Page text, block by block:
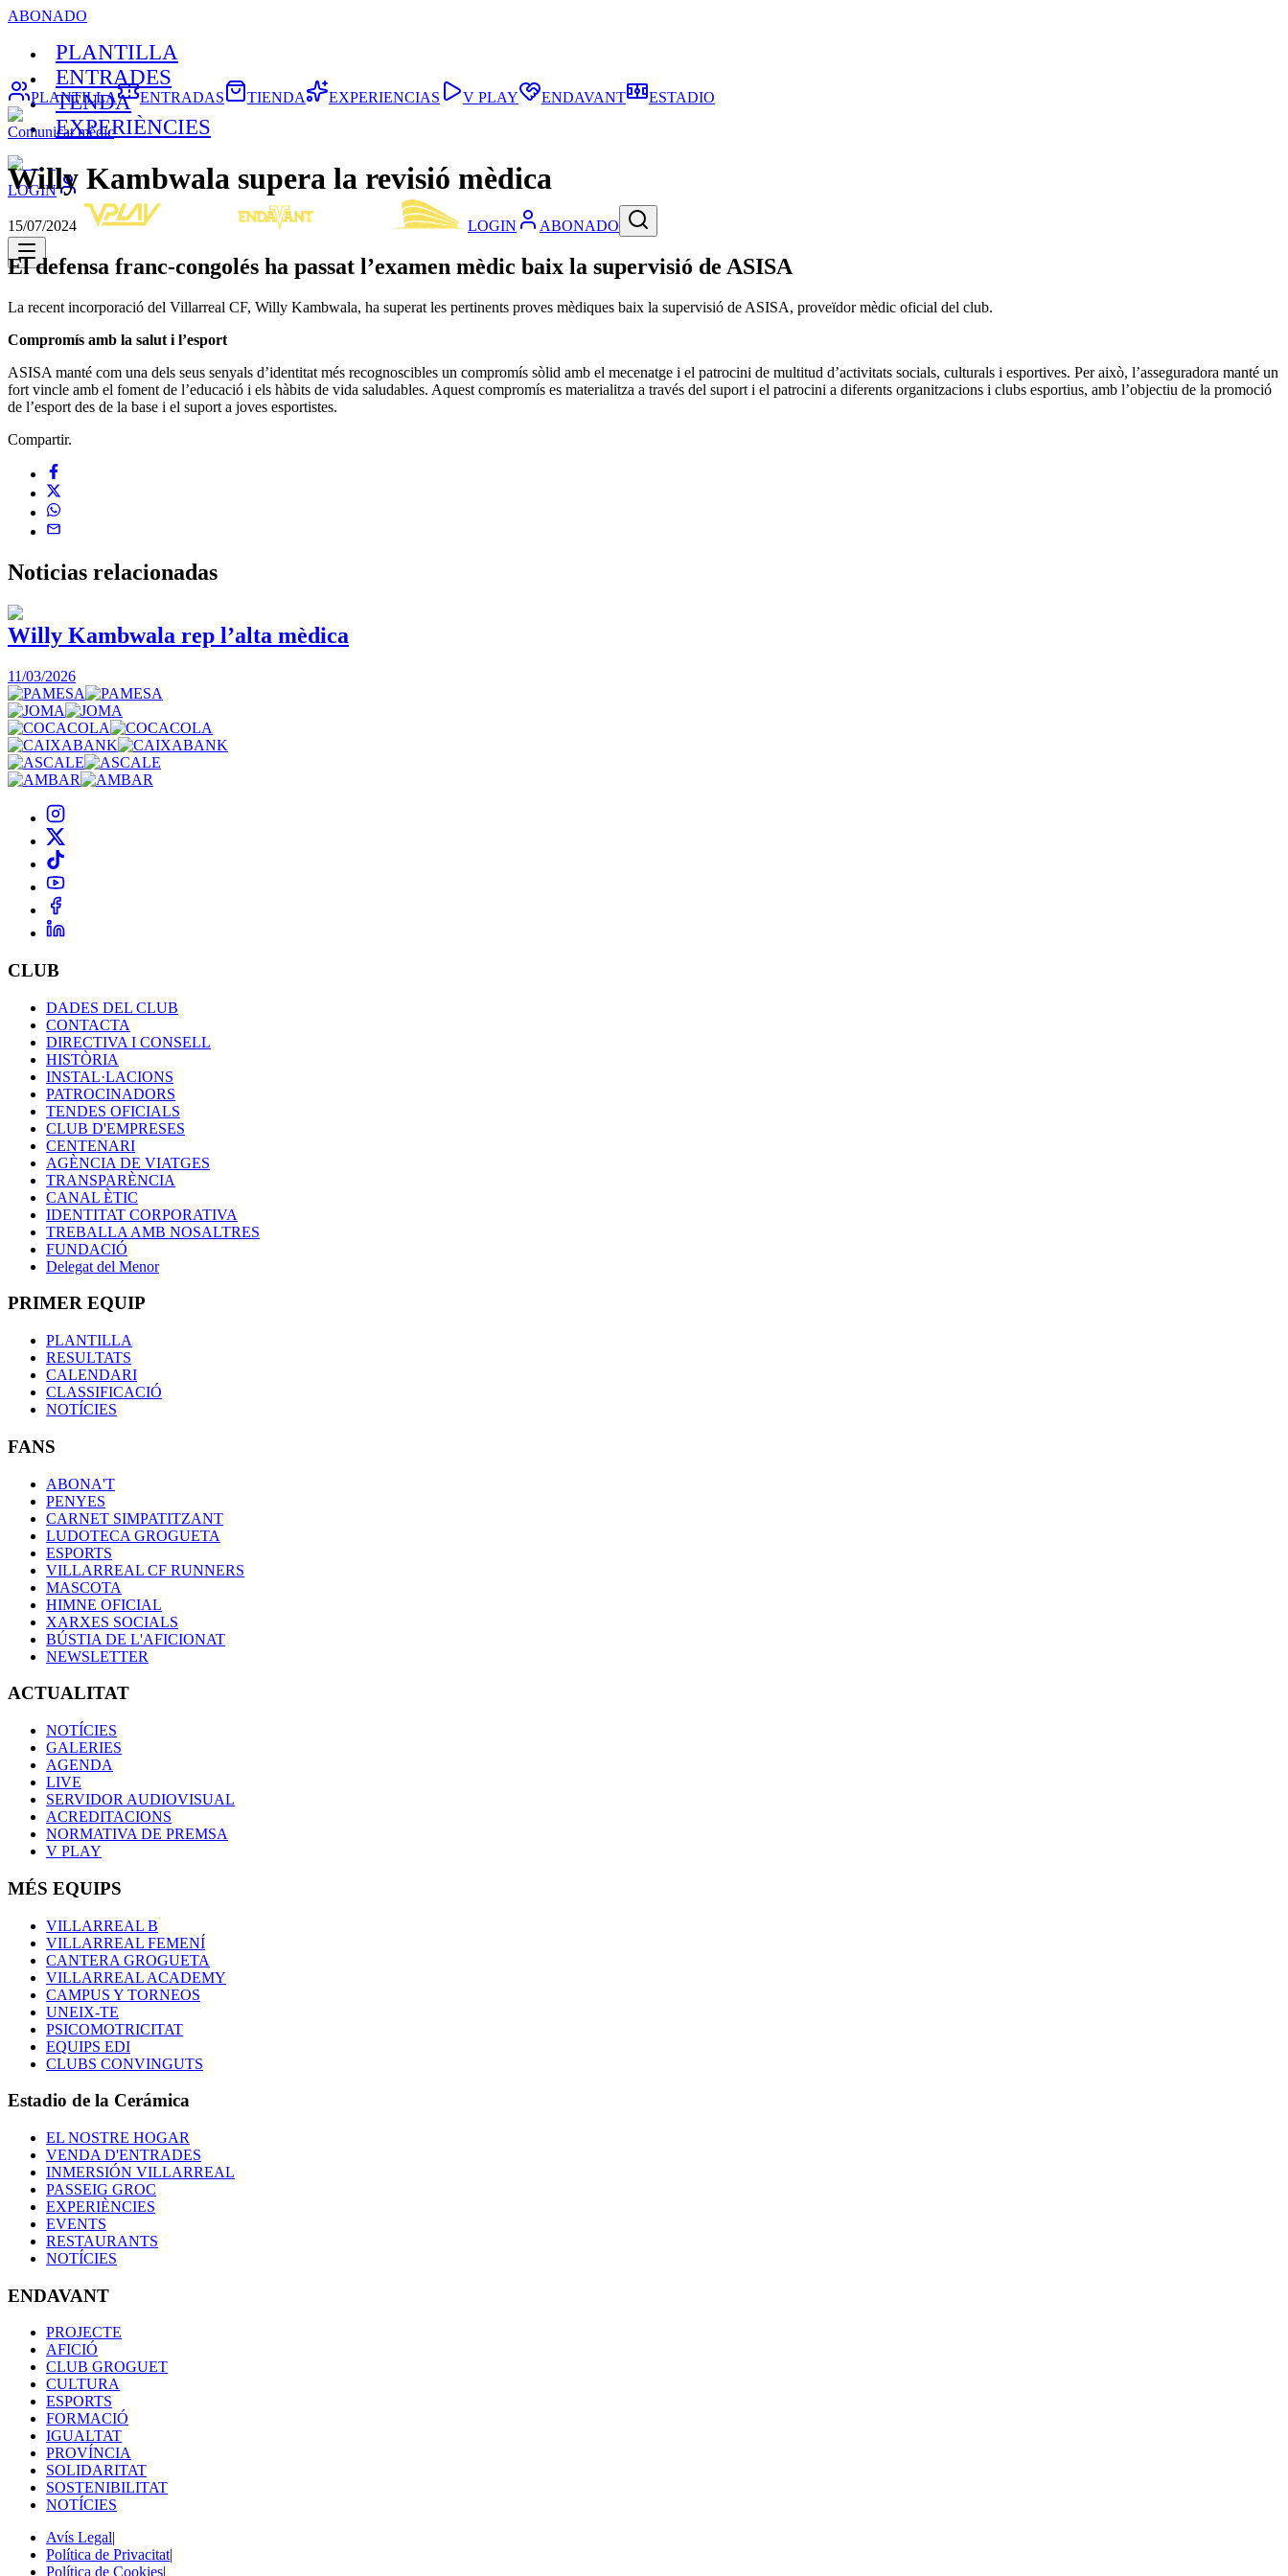
ABONADO
PLANTILLA
ENTRADES
TENDA
EXPERIÈNCIES
LOGIN
LOGIN ABONADO
PLANTILLA ENTRADAS TIENDA EXPERIENCIAS V PLAY ENDAVANT ESTADIO
Comunicat mèdic
Willy Kambwala supera la revisió mèdica
15/07/2024
El defensa franc-congolés ha passat l’examen mèdic baix la supervisió de ASISA
La recent incorporació del Villarreal CF, Willy Kambwala, ha superat les pertinents proves mèdiques baix la supervisió de ASISA, proveïdor mèdic oficial del club.
Compromís amb la salut i l’esport
ASISA manté com una dels seus senyals d’identitat més recognoscibles un compromís sòlid amb el mecenatge i el patrocini de multitud d’activitats socials, culturals i esportives. Per això, l’asseguradora manté un
fort vincle amb el foment de l’educació i els hàbits de vida saludables. Aquest compromís es materialitza a través del suport i el patrocini a diferents organitzacions i clubs esportius, amb l’objectiu de la promoció
de l’esport des de la base i el suport a joves esportistes.
Compartir.
Noticias relacionadas
Willy Kambwala rep l’alta mèdica
11/03/2026
CLUB
DADES DEL CLUB
CONTACTA
DIRECTIVA I CONSELL
HISTÒRIA
INSTAL·LACIONS
PATROCINADORS
TENDES OFICIALS
CLUB D'EMPRESES
CENTENARI
AGÈNCIA DE VIATGES
TRANSPARÈNCIA
CANAL ÈTIC
IDENTITAT CORPORATIVA
TREBALLA AMB NOSALTRES
FUNDACIÓ
Delegat del Menor
PRIMER EQUIP
PLANTILLA
RESULTATS
CALENDARI
CLASSIFICACIÓ
NOTÍCIES
FANS
ABONA'T
PENYES
CARNET SIMPATITZANT
LUDOTECA GROGUETA
ESPORTS
VILLARREAL CF RUNNERS
MASCOTA
HIMNE OFICIAL
XARXES SOCIALS
BÚSTIA DE L'AFICIONAT
NEWSLETTER
ACTUALITAT
NOTÍCIES
GALERIES
AGENDA
LIVE
SERVIDOR AUDIOVISUAL
ACREDITACIONS
NORMATIVA DE PREMSA
V PLAY
MÉS EQUIPS
VILLARREAL B
VILLARREAL FEMENÍ
CANTERA GROGUETA
VILLARREAL ACADEMY
CAMPUS Y TORNEOS
UNEIX-TE
PSICOMOTRICITAT
EQUIPS EDI
CLUBS CONVINGUTS
Estadio de la Cerámica
EL NOSTRE HOGAR
VENDA D'ENTRADES
INMERSIÓN VILLARREAL
PASSEIG GROC
EXPERIÈNCIES
EVENTS
RESTAURANTS
NOTÍCIES
ENDAVANT
PROJECTE
AFICIÓ
CLUB GROGUET
CULTURA
ESPORTS
FORMACIÓ
IGUALTAT
PROVÍNCIA
SOLIDARITAT
SOSTENIBILITAT
NOTÍCIES
Avís Legal|
Política de Privacitat|
Política de Cookies|